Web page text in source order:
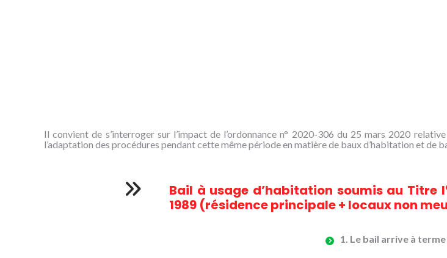
Il convient de s’interroger sur l’impact de l’ordonnance n° 2020-306 du 25 mars 2020
l’adaptation des procédures pendant cette même période en matière de baux d’habitation et de
Bail à usage d’habitation soumis au Titre I
1989 (résidence principale + locaux non
1. Le bail arrive à